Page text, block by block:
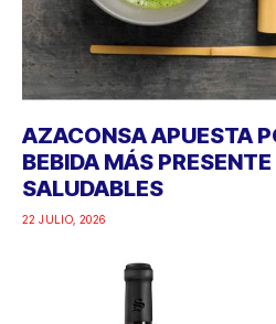
AZACONSA APUESTA
BEBIDA MÁS
SALUDABLES
22 JULIO, 2026